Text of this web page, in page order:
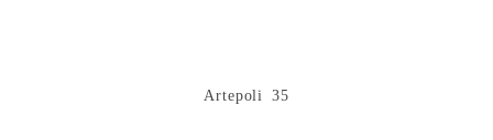
Artepoli 35